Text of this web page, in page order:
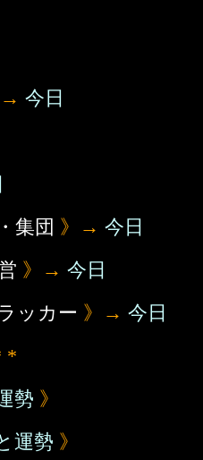
今日
集団 》→ 今日
》→ 今日
ッカー 》→ 今日
*
勢 》
運勢 》